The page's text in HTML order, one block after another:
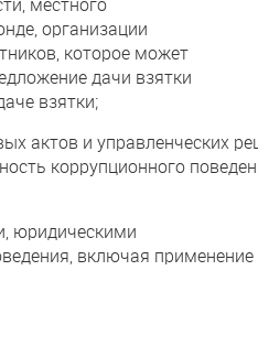
организации
которое может
дачи взятки
взятки;
и управленческих
коррупционного
юридическими
включая